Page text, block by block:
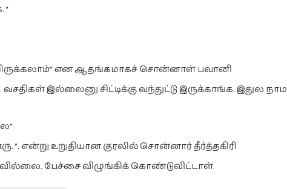
என ஆதங்கமாகச் சொன்னாள் பவானி
இல்லைனு சிட்டிக்கு வந்துட்டு இருக்காங்க. இதுல நாம
என்று உறுதியான குரலில் சொன்னார் தீர்த்தகிரி
பேச்சை விழுங்கிக் கொண்டுவிட்டாள்.